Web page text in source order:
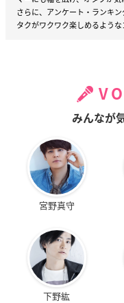
さらに、アンケート・ランキ
タクがワクワク楽しめるような
みんなが
宮野真守
下野紘